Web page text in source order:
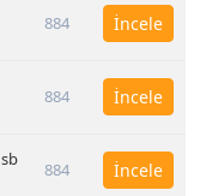
884 İncele
884 İncele
884 İncele